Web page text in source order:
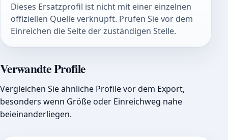
Dieses Ersatzprofil ist nicht mit einer einzelnen
offiziellen Quelle verknüpft. Prüfen Sie vor dem
Einreichen die Seite der zuständigen Stelle.
Verwandte Profile
Vergleichen Sie ähnliche Profile vor dem Export,
besonders wenn Größe oder Einreichweg nahe
beieinanderliegen.